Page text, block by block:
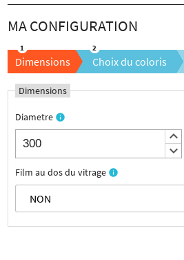
Dimensions Choix du coloris
Dimensions
Diametre info
keyboard_arrow_up
keyboard_arrow_down
Film au dos du vitrage info